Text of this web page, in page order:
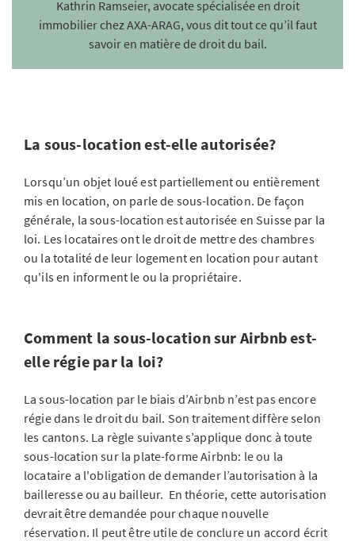
Kathrin Ramseier, avocate spécialisée en droit
immobilier chez AXA-ARAG, vous dit tout ce qu’il faut
savoir en matière de droit du bail.
La sous-location est-elle autorisée?
Lorsqu’un objet loué est partiellement ou entièrement
mis en location, on parle de sous-location. De façon
générale, la sous-location est autorisée en Suisse par la
loi. Les locataires ont le droit de mettre des chambres
ou la totalité de leur logement en location pour autant
qu'ils en informent le ou la propriétaire.
Comment la sous-location sur Airbnb est-
elle régie par la loi?
La sous-location par le biais d’Airbnb n’est pas encore
régie dans le droit du bail. Son traitement diffère selon
les cantons. La règle suivante s’applique donc à toute
sous-location sur la plate-forme Airbnb: le ou la
locataire a l'obligation de demander l’autorisation à la
bailleresse ou au bailleur. En théorie, cette autorisation
devrait être demandée pour chaque nouvelle
réservation. Il peut être utile de conclure un accord écrit